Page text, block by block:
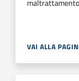
VAI ALLA